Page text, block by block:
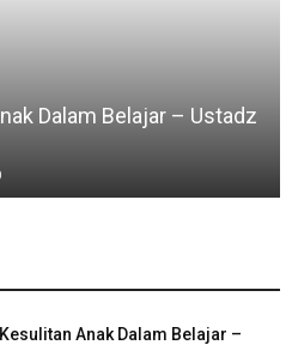
Dalam Belajar – Ustadz
Anak Dalam Belajar –